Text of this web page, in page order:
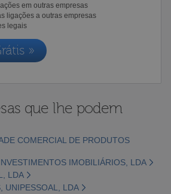
em outras empresas
ligações a outras empresas
legais
»
que lhe podem
COMERCIAL DE PRODUTOS
IMOBILIÁRIOS, LDA
LDA
UNIPESSOAL, LDA